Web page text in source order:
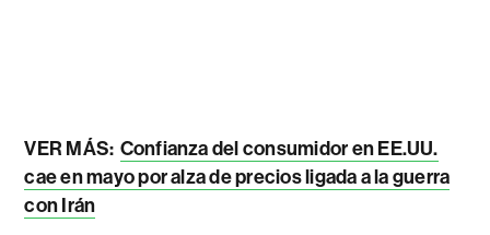
VER MÁS: Confianza del consumidor en EE.UU.
cae en mayo por alza de precios ligada a la guerra
con Irán